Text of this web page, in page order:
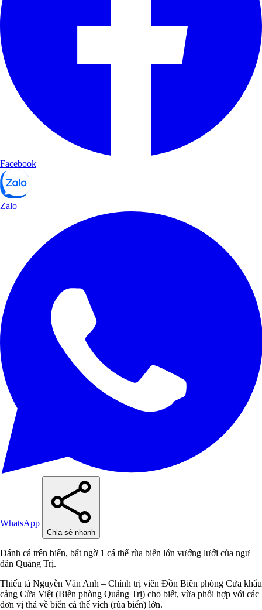
Facebook
Zalo
WhatsApp
Chia sẻ nhanh
Đánh cá trên biển, bất ngờ 1 cá thể rùa biển lớn vướng lưới của ngư
dân Quảng Trị.
Thiếu tá Nguyễn Văn Anh – Chính trị viên Đồn Biên phòng Cửa khẩu
cảng Cửa Việt (Biên phòng Quảng Trị) cho biết, vừa phối hợp với các
đơn vị thả về biển cá thể vích (rùa biển) lớn.